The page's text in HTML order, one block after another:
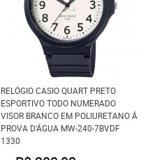
RELÓGIO CASIO QUART PRETO
ESPORTIVO TODO NUMERADO
VISOR BRANCO EM POLIURETANO Á
PROVA D'ÁGUA MW-240-7BVDF
1330